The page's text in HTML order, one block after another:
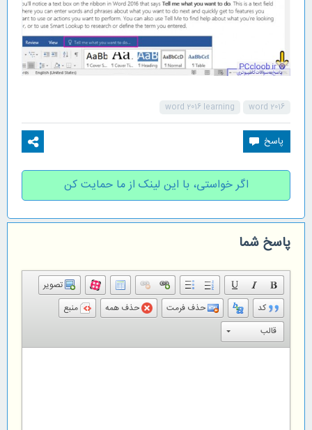
word 2016
word 2016 learning
اگر خواستی، با این لینک از ما حمایت کن
پاسخ شما
تصویر
کد
حذف فرمت حذف همه
منبع
قالب